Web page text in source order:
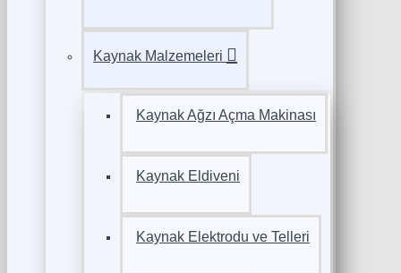
Kaynak Malzemeleri
Kaynak Ağzı Açma Makinası
Kaynak Eldiveni
Kaynak Elektrodu ve Telleri